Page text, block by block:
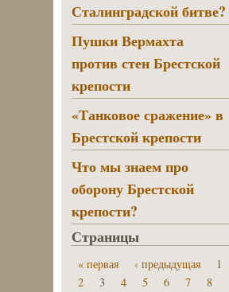
Сталинградской битве?
Пушки Вермахта
против стен Брестской
крепости
«Танковое сражение» в
Брестской крепости
Что мы знаем про
оборону Брестской
крепости?
Страницы
« первая ‹ предыдущая
1
2
3 4 5 6 7
8